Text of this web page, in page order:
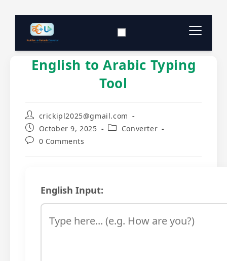
Typing Tool ▼
Download
English to Arabic Typing
Tool
crickipl2025@gmail.com
October 9, 2025
Converter
0 Comments
English Input: